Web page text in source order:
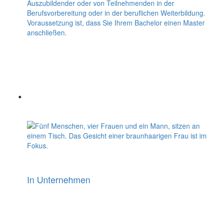
Auszubildender oder von Teilnehmenden in der
Berufsvorbereitung oder in der beruflichen Weiterbildung.
Voraussetzung ist, dass Sie Ihrem Bachelor einen Master
anschließen.
In Unternehmen